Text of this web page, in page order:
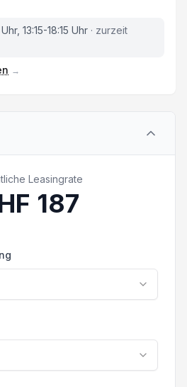
für Ihre
zu Top Konditionen.
jetziges Fahrzeug zu
der publizierten
Irrtümer und
13:15-18:15 Uhr · zurzeit
→
Leasingrate
187